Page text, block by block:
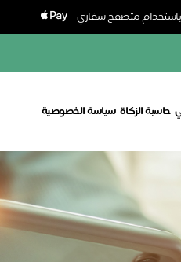
باستخدام متصفح سفاري
حاسبة الزكاة سياسة الخصوصية